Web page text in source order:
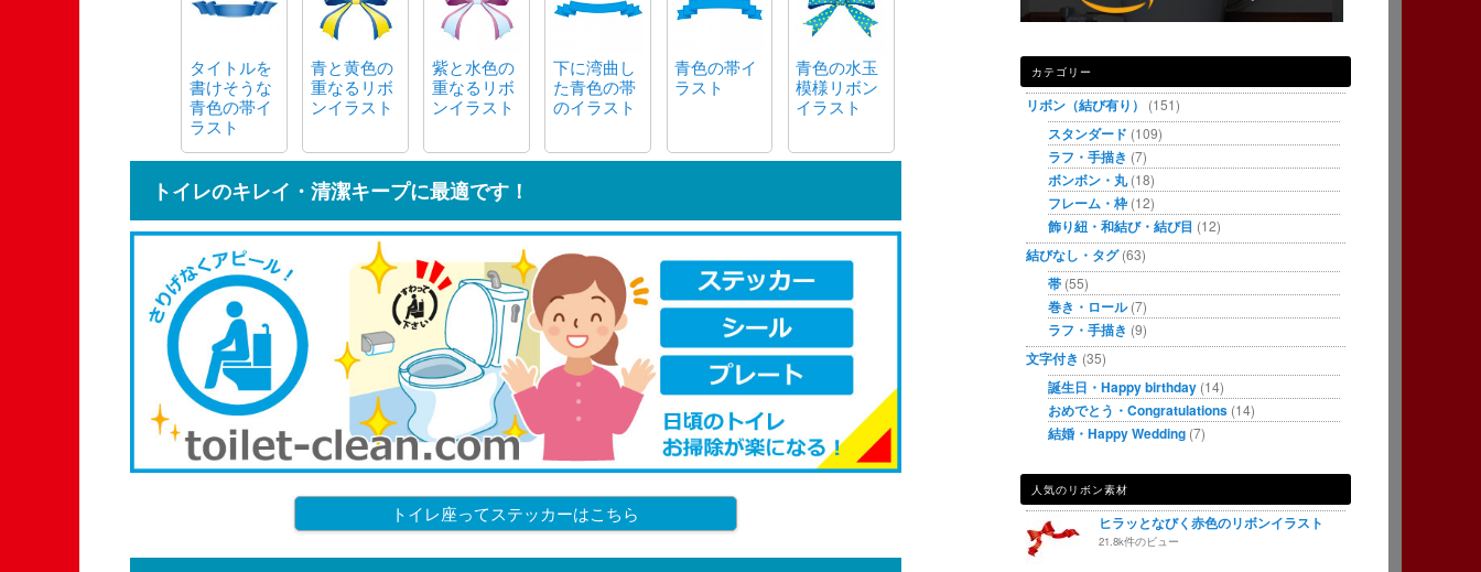
タイトルを
書けそうな
青色の帯イ
ラスト
青と黄色の
重なるリボ
ンイラスト
紫と水色の
重なるリボ
ンイラスト
下に湾曲し
た青色の帯
のイラスト
青色の帯イ
ラスト
青色の水玉
模様リボン
イラスト
トイレのキレイ・清潔キープに最適です！
トイレ座ってステッカーはこちら
カテゴリー
リボン（結び有り） (151)
スタンダード (109)
ラフ・手描き (7)
ボンボン・丸(18)
フレーム・枠 (12)
飾り紐・和結び・結び目 (12)
結びなし・タグ(63)
帯 (55)
巻き・ロール(7)
ラフ・手描き (9)
文字付き (35)
誕生日・Happy birthday (14)
おめでとう・Congratulations (14)
結婚・Happy Wedding (7)
人気のリボン素材
ヒラッとなびく赤色のリボンイラスト
21.8k件のビュー